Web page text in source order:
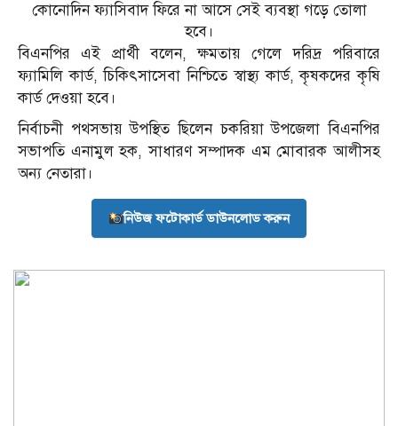
কোনোদিন ফ্যাসিবাদ ফিরে না আসে সেই ব্যবস্থা গড়ে তোলা
হবে।
বিএনপির এই প্রার্থী বলেন, ক্ষমতায় গেলে দরিদ্র পরিবারে
ফ্যামিলি কার্ড, চিকিৎসাসেবা নিশ্চিতে স্বাস্থ্য কার্ড, কৃষকদের কৃষি
কার্ড দেওয়া হবে।
নির্বাচনী পথসভায় উপস্থিত ছিলেন চকরিয়া উপজেলা বিএনপির
সভাপতি এনামুল হক, সাধারণ সম্পাদক এম মোবারক আলীসহ
অন্য নেতারা।
নিউজ ফটোকার্ড ডাউনলোড করুন